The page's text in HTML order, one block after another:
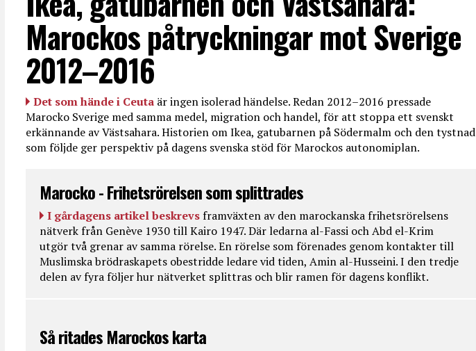
Marockos påtryckningar mot Sverige
2012–2016
Det som hände i Ceuta är ingen isolerad händelse. Redan 2012–2016 pressade
Marocko Sverige med samma medel, migration och handel, för att stoppa ett svenskt
erkännande av Västsahara. Historien om Ikea, gatubarnen på Södermalm och den tystnad
som följde ger perspektiv på dagens svenska stöd för Marockos autonomiplan.
Marocko - Frihetsrörelsen som splittrades
I gårdagens artikel beskrevs framväxten av den marockanska frihetsrörelsens
nätverk från Genève 1930 till Kairo 1947. Där ledarna al-Fassi och Abd el-Krim
utgör två grenar av samma rörelse. En rörelse som förenades genom kontakter till
Muslimska brödraskapets obestridde ledare vid tiden, Amin al-Husseini. I den tredje
delen av fyra följer hur nätverket splittras och blir ramen för dagens konflikt.
Så ritades Marockos karta